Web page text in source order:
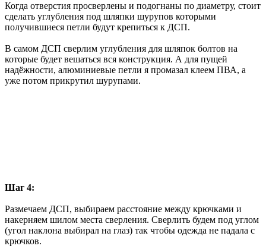
Когда отверстия просверлены и подогнаны по диаметру, стоит
сделать углубления под шляпки шурупов которыми
получившиеся петли будут крепиться к ДСП.
В самом ДСП сверлим углубления для шляпок болтов на
которые будет вешаться вся конструкция. А для пущей
надёжности, алюминиевые петли я промазал клеем ПВА, а
уже потом прикрутил шурупами.
Шаг 4:
Размечаем ДСП, выбираем расстояние между крючками и
накерняем шилом места сверления. Сверлить будем под углом
(угол наклона выбирал на глаз) так чтобы одежда не падала с
крючков.